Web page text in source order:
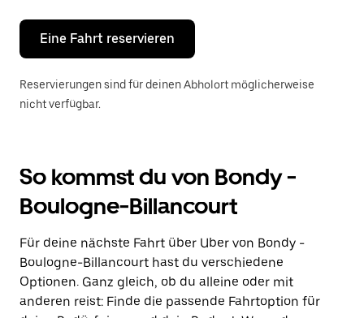
um
den
Kalender
schließen.
Eine Fahrt reservieren
Reservierungen sind für deinen Abholort möglicherweise
nicht verfügbar.
So kommst du von Bondy -
Boulogne-Billancourt
Für deine nächste Fahrt über Uber von Bondy -
Boulogne-Billancourt hast du verschiedene
Optionen. Ganz gleich, ob du alleine oder mit
anderen reist: Finde die passende Fahrtoption für